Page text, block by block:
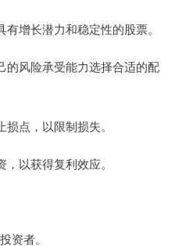
增长潜力和稳定性的股票。
的风险承受能力选择合适的配
点，以限制损失。
以获得复利效应。
资者。